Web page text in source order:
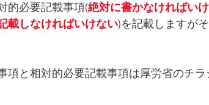
的必要記載事項(絶対に書かなければい
載しなければいけない)を記載しますが
項と相対的必要記載事項は厚労省のチ